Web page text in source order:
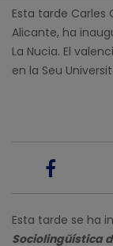
Esta tarde Carles
Alicante, ha
La Nucia. El
en la Seu
Esta tarde se ha
Sociolingüística